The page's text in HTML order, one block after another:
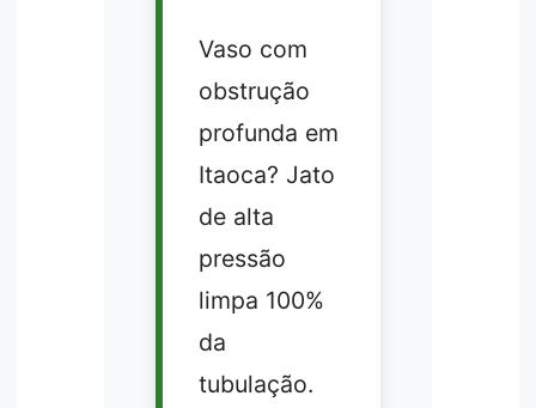
Vaso com
obstrução
profunda em
Itaoca? Jato
de alta
pressão
limpa 100%
da
tubulação.